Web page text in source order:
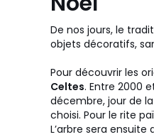
De nos jours, le
objets décoratifs,
Pour découvrir les
Celtes. Entre 2000
décembre, jour de
choisi. Pour le rite
L’arbre sera